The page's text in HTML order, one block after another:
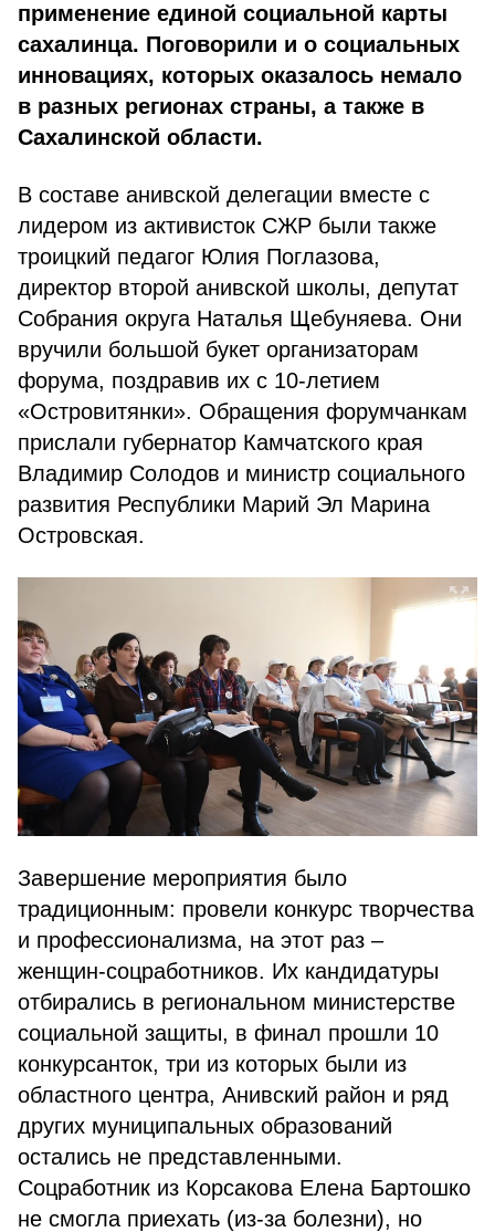
применение единой социальной карты
сахалинца. Поговорили и о социальных
инновациях, которых оказалось немало
в разных регионах страны, а также в
Сахалинской области.
В составе анивской делегации вместе с
лидером из активисток СЖР были также
троицкий педагог Юлия Поглазова,
директор второй анивской школы, депутат
Собрания округа Наталья Щебуняева. Они
вручили большой букет организаторам
форума, поздравив их с 10-летием
«Островитянки». Обращения форумчанкам
прислали губернатор Камчатского края
Владимир Солодов и министр социального
развития Республики Марий Эл Марина
Островская.
Завершение мероприятия было
традиционным: провели конкурс творчества
и профессионализма, на этот раз –
женщин-соцработников. Их кандидатуры
отбирались в региональном министерстве
социальной защиты, в финал прошли 10
конкурсанток, три из которых были из
областного центра, Анивский район и ряд
других муниципальных образований
остались не представленными.
Соцработник из Корсакова Елена Бартошко
не смогла приехать (из-за болезни), но